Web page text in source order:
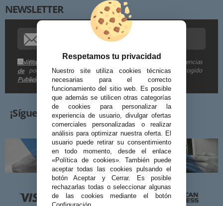
NEWSLETTER
Me gustaría recibir descuentos exclusivos, novedades y tendencias
por e-mail. Puedo darme de baja cuando quiera según lo recogido
en la
Política
de
Publicidad
Procedencia de los datos:
Información adicional:
¡Síguenos!
Respetamos tu privacidad
Nuestro site utiliza cookies técnicas
necesarias para el correcto
funcionamiento del sitio web. Es posible
que además se utilicen otras categorías
de cookies para personalizar la
experiencia de usuario, divulgar ofertas
comerciales personalizadas o realizar
análisis para optimizar nuestra oferta. El
usuario puede retirar su consentimiento
en todo momento, desde el enlace
«Política de cookies». También puede
aceptar todas las cookies pulsando el
botón Aceptar y Cerrar. Es posible
rechazarlas todas o seleccionar algunas
de las cookies mediante el botón